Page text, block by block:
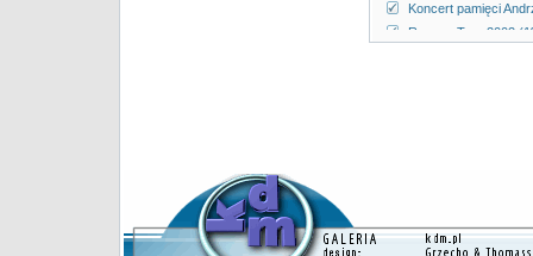
Koncert pamięci
Reggae Tour 2002